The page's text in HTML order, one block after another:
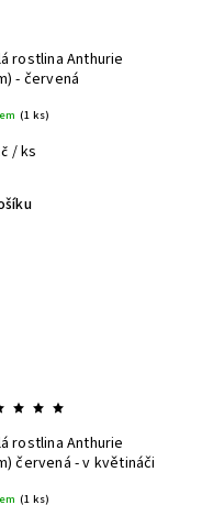
rostlina Anthurie
- červená
(1 ks)
/ ks
rostlina Anthurie
červená - v květináči
(1 ks)